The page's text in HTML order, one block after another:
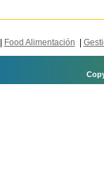
Food Alimentación